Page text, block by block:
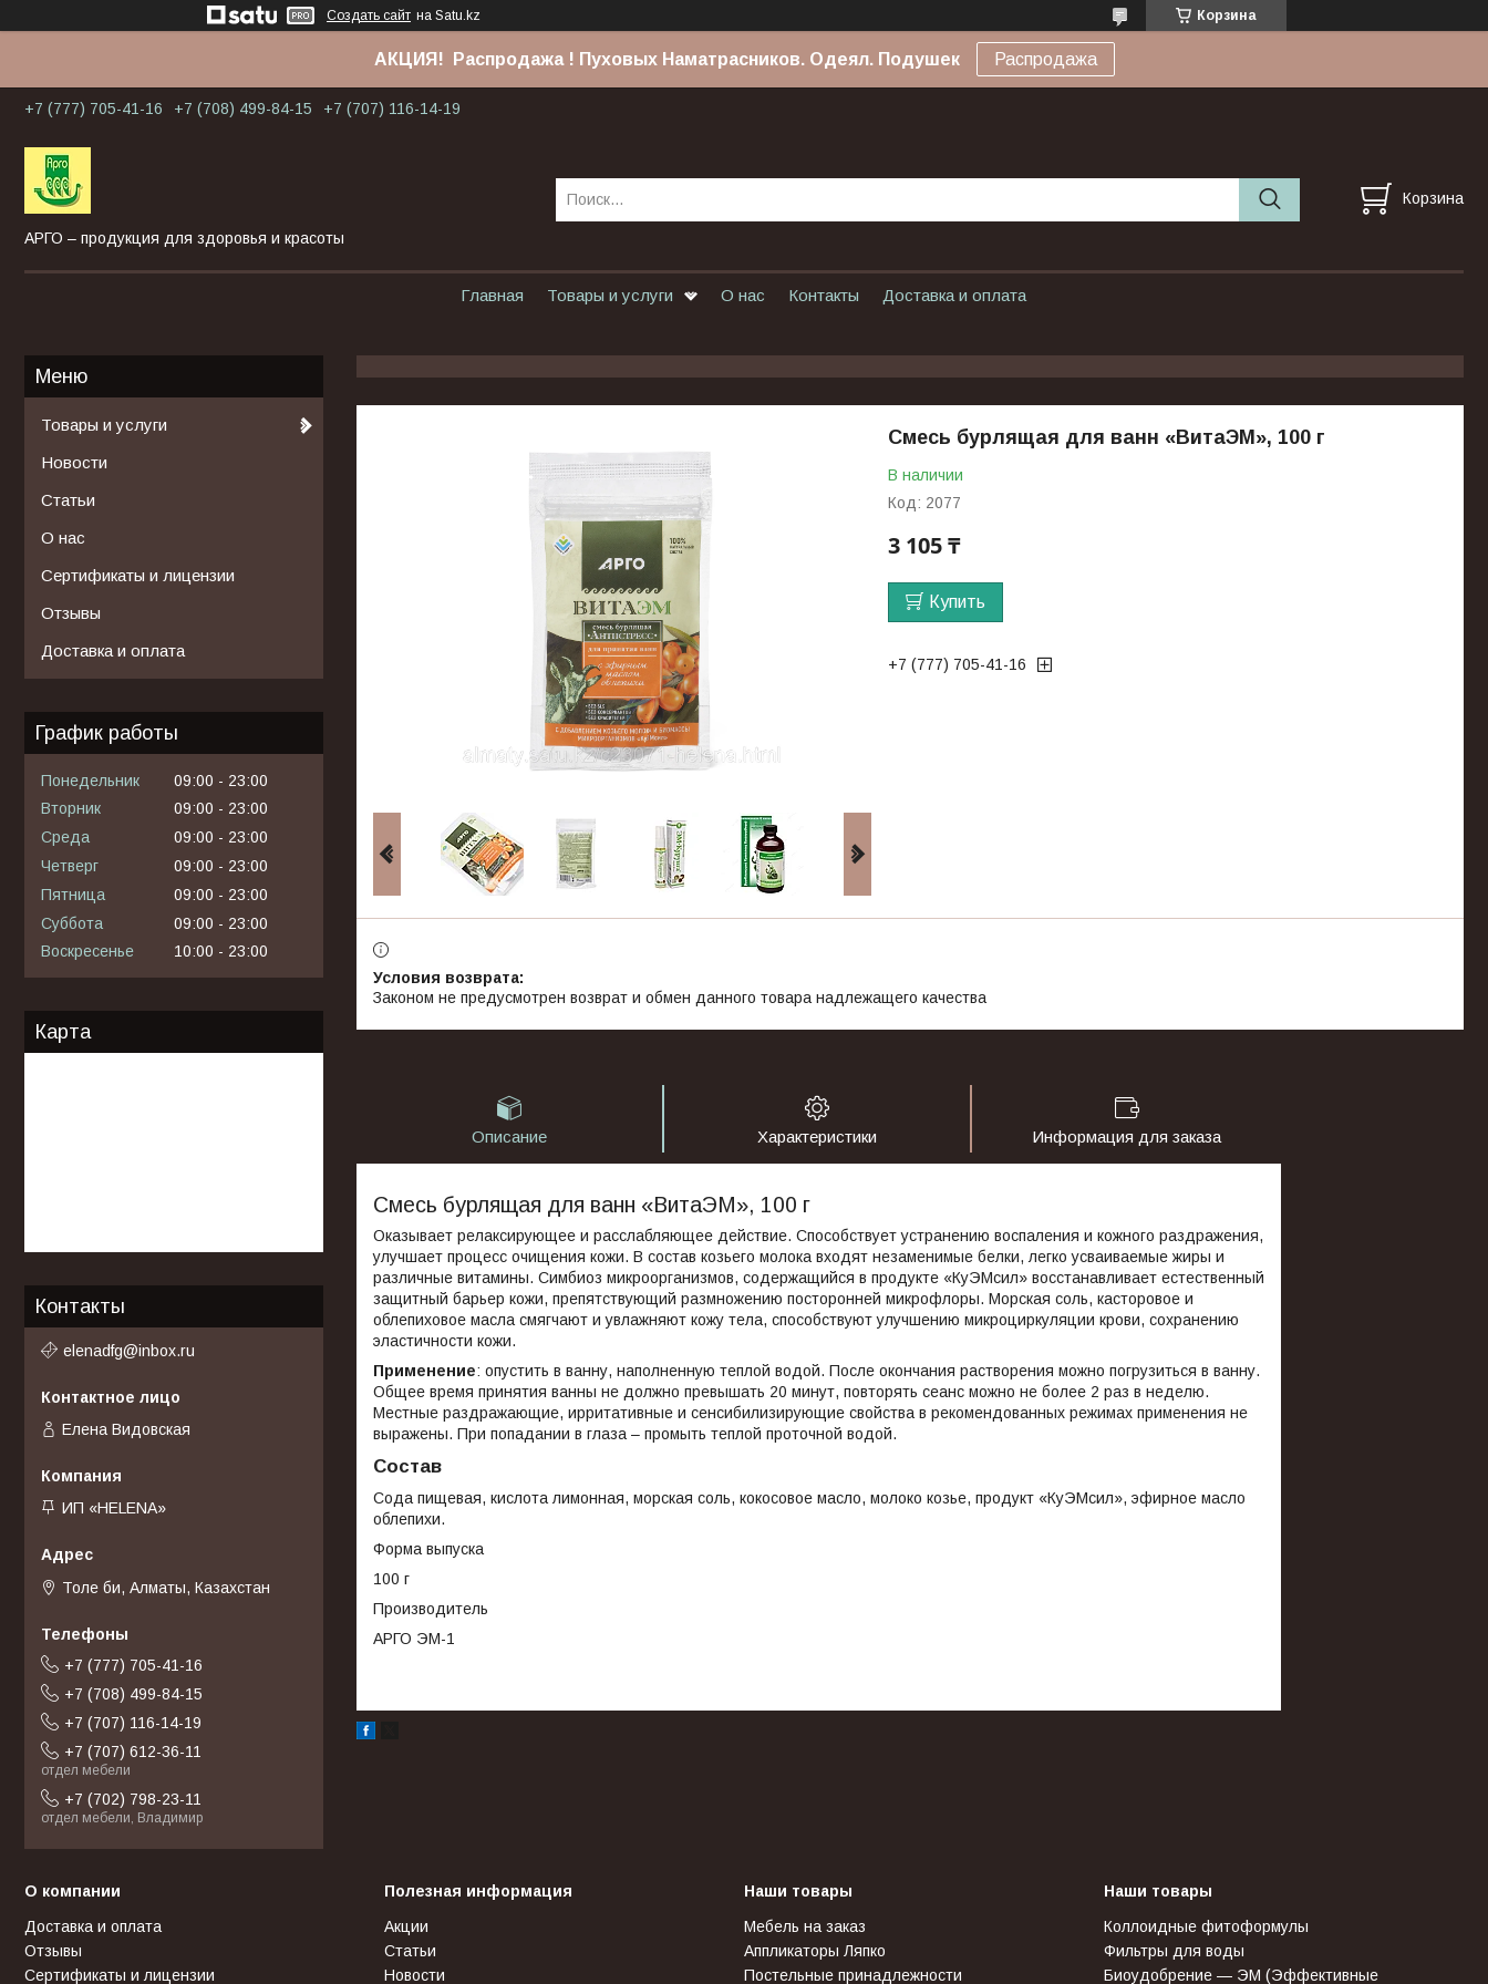
Создать сайт на Satu.kz Корзина
АКЦИЯ! Распродажа ! Пуховых Наматрасников. Одеял. Подушек Распродажа
+7 (777) 705-41-16 +7 (708) 499-84-15 +7 (707) 116-14-19
АРГО – продукция для здоровья и красоты
Корзина
Главная Товары и услуги О нас Контакты Доставка и оплата
Смесь бурлящая для ванн «ВитаЭМ», 100 г
В наличии
Код: 2077
3 105 ₸
Купить
+7 (777) 705-41-16
Законом не предусмотрен возврат и обмен данного товара надлежащего качества
Описание Характеристики Информация для заказа
Смесь бурлящая для ванн «ВитаЭМ», 100 г
Оказывает релаксирующее и расслабляющее действие. Способствует устранению воспаления и кожного раздражения,
улучшает процесс очищения кожи. В состав козьего молока входят незаменимые белки, легко усваиваемые жиры и
различные витамины. Симбиоз микроорганизмов, содержащийся в продукте «КуЭМсил» восстанавливает естественный
защитный барьер кожи, препятствующий размножению посторонней микрофлоры. Морская соль, касторовое и
облепиховое масла смягчают и увлажняют кожу тела, способствуют улучшению микроциркуляции крови, сохранению
эластичности кожи.
Применение: опустить в ванну, наполненную теплой водой. После окончания растворения можно погрузиться в ванну.
Общее время принятия ванны не должно превышать 20 минут, повторять сеанс можно не более 2 раз в неделю.
Местные раздражающие, ирритативные и сенсибилизирующие свойства в рекомендованных режимах применения не
выражены. При попадании в глаза – промыть теплой проточной водой.
Состав
Сода пищевая, кислота лимонная, морская соль, кокосовое масло, молоко козье, продукт «КуЭМсил», эфирное масло
облепихи.
Форма выпуска
100 г
Производитель
АРГО ЭМ-1
Товары и услуги
Новости
Статьи
О нас
Сертификаты и лицензии
Отзывы
Доставка и оплата
График работы
Понедельник 09:00
23:00
Вторник
09:00
23:00
Среда
09:00
23:00
Четверг
09:00
23:00
Пятница
09:00
23:00
Суббота
09:00
23:00
Воскресенье
10:00 23:00
Карта
Контакты
elenadfg@inbox.ru
Елена Видовская
ИП «HELENA»
Толе би, Алматы, Казахстан
+7 (777) 705-41-16
+7 (708) 499-84-15
+7 (707) 116-14-19
+7 (707) 612-36-11
отдел мебели
+7 (702) 798-23-11
отдел мебели, Владимир
О компании
Доставка и оплата
Отзывы
Сертификаты и лицензии
Полезная информация
Акции
Статьи
Новости
Наши товары
Мебель на заказ
Аппликаторы Ляпко
Постельные принадлежности
Наши товары
Коллоидные фитоформулы
Фильтры для воды
Биоудобрение — ЭМ (Эффективные